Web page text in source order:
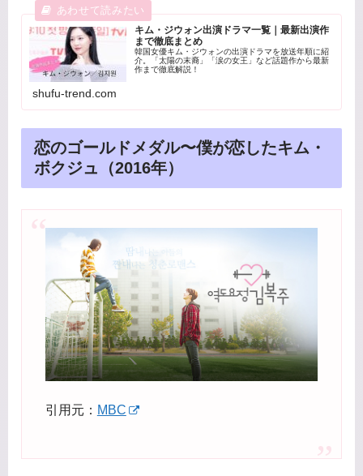
キム・ジウォン出演ドラマ一覧｜最新出演作
まで徹底まとめ
韓国女優キム・ジウォンの出演ドラマを放送年順に紹
介。「太陽の末裔」「涙の女王」など話題作から最新
作まで徹底解説！
shufu-trend.com
恋のゴールドメダル〜僕が恋したキム・
ボクジュ（2016年）
引用元： MBC